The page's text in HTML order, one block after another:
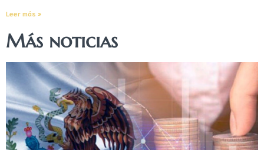
Leer más »
Más noticias